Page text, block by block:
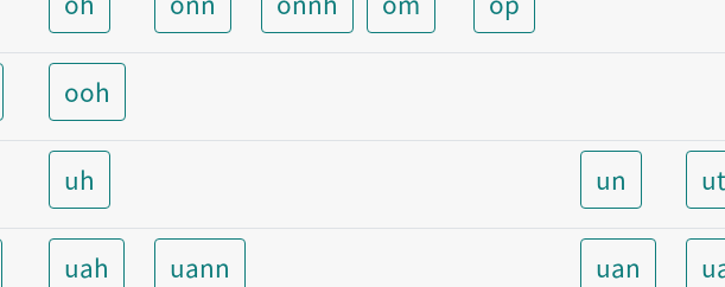
ooh
uh un ut
uah uann uan